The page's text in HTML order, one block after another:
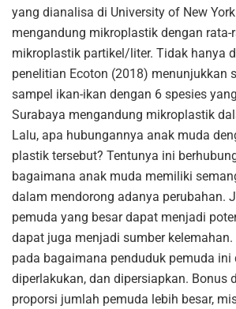
yang dianalisa di University of New
mengandung mikroplastik dengan rata-
mikroplastik partikel/liter. Tidak hanya
penelitian Ecoton (2018) menunjukkan
sampel ikan-ikan dengan 6 spesies
Surabaya mengandung mikroplastik
Lalu, apa hubungannya anak muda
plastik tersebut? Tentunya ini
bagaimana anak muda memiliki
dalam mendorong adanya perubahan.
pemuda yang besar dapat menjadi
dapat juga menjadi sumber
pada bagaimana penduduk pemuda ini
diperlakukan, dan dipersiapkan. Bonus
proporsi jumlah pemuda lebih besar,